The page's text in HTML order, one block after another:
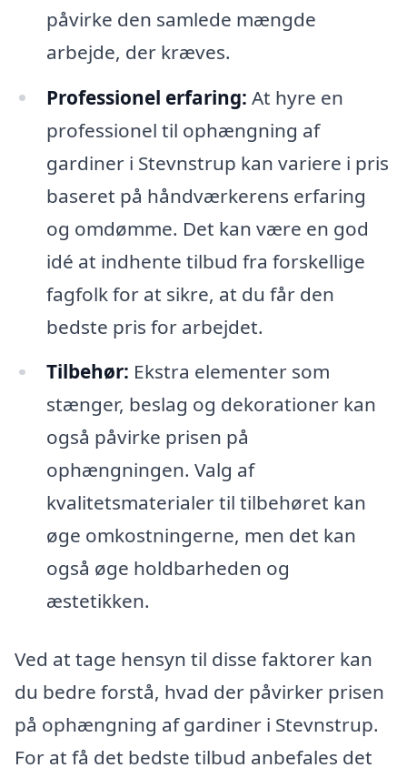
påvirke den samlede mængde
arbejde, der kræves.
Professionel erfaring: At hyre en
professionel til ophængning af
gardiner i Stevnstrup kan variere i pris
baseret på håndværkerens erfaring
og omdømme. Det kan være en god
idé at indhente tilbud fra forskellige
fagfolk for at sikre, at du får den
bedste pris for arbejdet.
Tilbehør: Ekstra elementer som
stænger, beslag og dekorationer kan
også påvirke prisen på
ophængningen. Valg af
kvalitetsmaterialer til tilbehøret kan
øge omkostningerne, men det kan
også øge holdbarheden og
æstetikken.
Ved at tage hensyn til disse faktorer kan
du bedre forstå, hvad der påvirker prisen
på ophængning af gardiner i Stevnstrup.
For at få det bedste tilbud anbefales det